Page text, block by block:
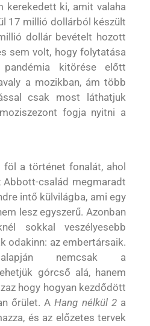
kerekedett ki, amit valaha
17 millió dollárból készült
dollár bevételt hozott
sem volt, hogy folytatása
kitörése előtt
a mozikban, ám több
csak most láthatjuk
fogja nyitni a
a történet fonalát, ahol
Abbott-család megmaradt
intő külvilágba, ami egy
lesz egyszerű. Azonban
sokkal veszélyesebb
odakinn: az embertársaik.
nemcsak a
górcső alá, hanem
hogy hogyan kezdődött
őrület. AHang nélkül 2a
és az előzetes tervek